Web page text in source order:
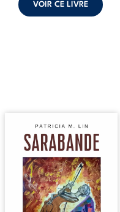
VOIR CE LIVRE
Aux chants crépitants de
Sous le silence ouaté de
neige en hiver, Au cours
nuits pâles, Dans la
bienveillante de la lune,
pensées, révoltes et
Des mots s’assemblent,
rebelles aux règles de
poésie, mais chantant